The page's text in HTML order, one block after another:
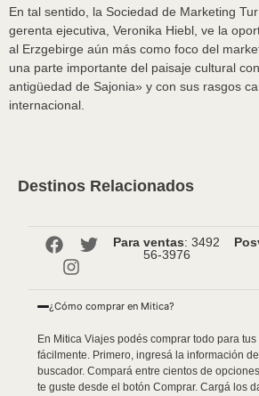
En tal sentido, la Sociedad de Marketing
gerenta ejecutiva, Veronika Hiebl, ve la
al Erzgebirge aún más como foco del
una parte importante del paisaje cultural
antigüedad de Sajonia» y con sus rasgos
internacional.
Destinos Relacionados
Para ventas: 3492
56-3976
¿Cómo comprar en Mitica?
En Mitica Viajes podés comprar todo para
fácilmente. Primero, ingresá la información
buscador. Compará entre cientos de
te guste desde el botón Comprar. Cargá los